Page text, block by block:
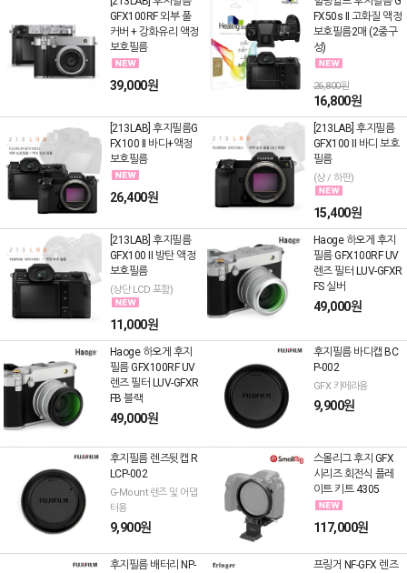
GFX100RF 외부 풀
커버 + 강화유리 액정
보호필름
39,000원
FX50s II 고화질 액정
보호필름2매 (2중구
성)
26,800원
16,800원
[213LAB] 후지필름G
FX100 II 바디+액정
보호필름
26,400원
[213LAB] 후지필름
GFX100 II 바디 보호
필름
(상 / 하판)
15,400원
[213LAB] 후지필름
GFX100 II 방탄 액정
보호필름
(상단 LCD 포함)
11,000원
Haoge 하오게 후지
필름 GFX100RF UV
렌즈 필터 LUV-GFXR
FS 실버
49,000원
Haoge 하오게 후지
필름 GFX100RF UV
렌즈 필터 LUV-GFXR
FB 블랙
49,000원
후지필름 바디캡 BC
P-002
GFX 카메라용
9,900원
후지필름 렌즈뒷캡 R
LCP-002
G-Mount 렌즈 및 어댑
터용
9,900원
스몰리그 후지 GFX
시리즈 회전식 플레
이트 키트 4305
117,000원
후지필름 배터리 NP-
프링거 NF-GFX 렌즈